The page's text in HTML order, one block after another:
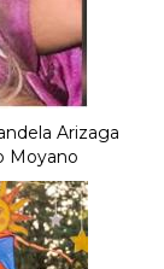
Arizaga
Moyano